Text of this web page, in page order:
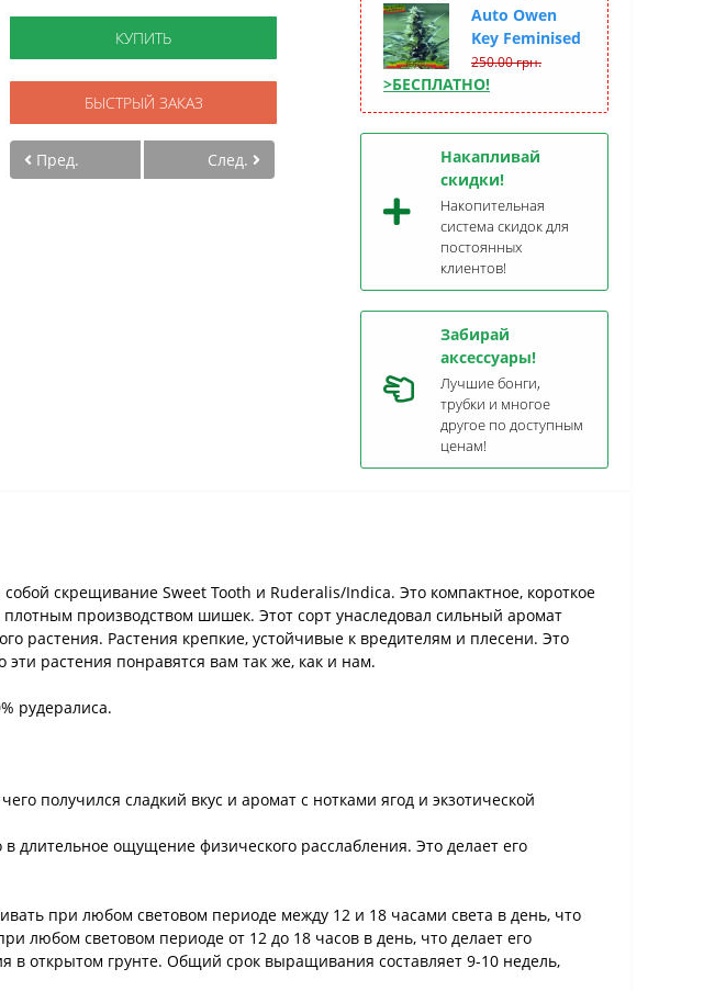
КУПИТЬ
БЫСТРЫЙ ЗАКАЗ
Пред. След.
Auto Owen
Key Feminised
250.00 грн.
>БЕСПЛАТНО!
Накапливай
скидки!
Накопительная
система скидок для
постоянных
клиентов!
Забирай
аксессуары!
Лучшие бонги,
трубки и многое
другое по доступным
ценам!
скрещивание Sweet Tooth и Ruderalis/Indica. Это компактное, короткое
производством шишек. Этот сорт унаследовал сильный аромат
растения. Растения крепкие, устойчивые к вредителям и плесени. Это
растения понравятся вам так же, как и нам.
рудералиса.
получился сладкий вкус и аромат с нотками ягод и экзотической
ощущение физического расслабления. Это делает его
при любом световом периоде между 12 и 18 часами света в день, что
любом световом периоде от 12 до 18 часов в день, что делает его
в открытом грунте. Общий срок выращивания составляет 9-10 недель,